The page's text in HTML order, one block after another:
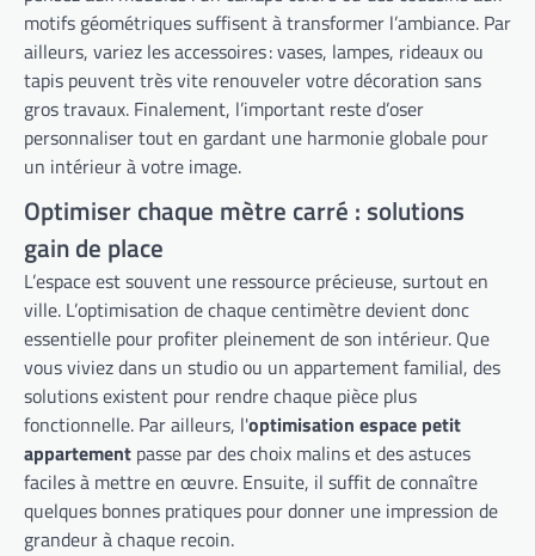
motifs géométriques suffisent à transformer l’ambiance. Par
ailleurs, variez les accessoires : vases, lampes, rideaux ou
tapis peuvent très vite renouveler votre décoration sans
gros travaux. Finalement, l’important reste d’oser
personnaliser tout en gardant une harmonie globale pour
un intérieur à votre image.
Optimiser chaque mètre carré : solutions
gain de place
L’espace est souvent une ressource précieuse, surtout en
ville. L’optimisation de chaque centimètre devient donc
essentielle pour profiter pleinement de son intérieur. Que
vous viviez dans un studio ou un appartement familial, des
solutions existent pour rendre chaque pièce plus
fonctionnelle. Par ailleurs, l'optimisation espace petit
appartement passe par des choix malins et des astuces
faciles à mettre en œuvre. Ensuite, il suffit de connaître
quelques bonnes pratiques pour donner une impression de
grandeur à chaque recoin.